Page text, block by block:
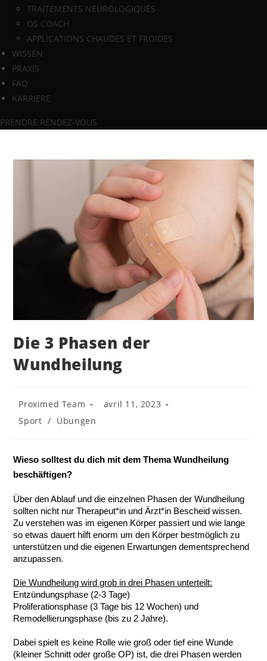
TRAITEMENTS NEUROLOGIQUES
OS COACH
APPLICATIONS CHAUDES ET FROIDES
WISSEN
PRAXIS
FAQ
KARRIERE
PRENDRE RENDEZ-VOUS
Die 3 Phasen der
Wundheilung
Auteur/autrice
la
Proximed Team
Publication
avril 11, 2023
Post
category:
Sport / Übungen
Wieso solltest du dich mit dem Thema Wundheilung
beschäftigen?
Über den Ablauf und die einzelnen Phasen der Wundheilung
sollten nicht nur Therapeut*in und Ärzt*in Bescheid wissen.
Zu verstehen was im eigenen Körper passiert und wie lange
so etwas dauert hilft enorm um den Körper bestmöglich zu
unterstützen und die eigenen Erwartungen dementsprechend
anzupassen.
Die Wundheilung wird grob in drei Phasen unterteilt:
Entzündungsphase (2-3 Tage)
Proliferationsphase (3 Tage bis 12 Wochen) und
Remodellierungsphase (bis zu 2 Jahre).
Dabei spielt es keine Rolle wie groß oder tief eine Wunde
(kleiner Schnitt oder große OP) ist, die drei Phasen werden